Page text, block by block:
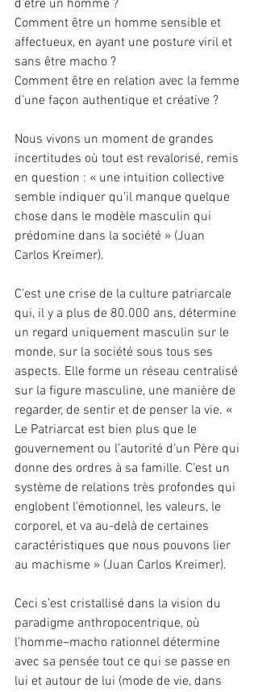
d’être un homme ?
Comment être un homme sensible et
affectueux, en ayant une posture viril et
sans être macho ?
Comment être en relation avec la femme
d’une façon authentique et créative ?
Nous vivons un moment de grandes
incertitudes où tout est revalorisé, remis
en question : « une intuition collective
semble indiquer qu’il manque quelque
chose dans le modèle masculin qui
prédomine dans la société » (Juan
Carlos Kreimer).
C’est une crise de la culture patriarcale
qui, il y a plus de 80.000 ans, détermine
un regard uniquement masculin sur le
monde, sur la société sous tous ses
aspects. Elle forme un réseau centralisé
sur la figure masculine, une manière de
regarder, de sentir et de penser la vie. «
Le Patriarcat est bien plus que le
gouvernement ou l’autorité d’un Père qui
donne des ordres à sa famille. C’est un
système de relations très profondes qui
englobent l’émotionnel, les valeurs, le
corporel, et va au-delà de certaines
caractéristiques que nous pouvons lier
au machisme » (Juan Carlos Kreimer).
Ceci s’est cristallisé dans la vision du
paradigme anthropocentrique, où
l’homme–macho rationnel détermine
avec sa pensée tout ce qui se passe en
lui et autour de lui (mode de vie, dans